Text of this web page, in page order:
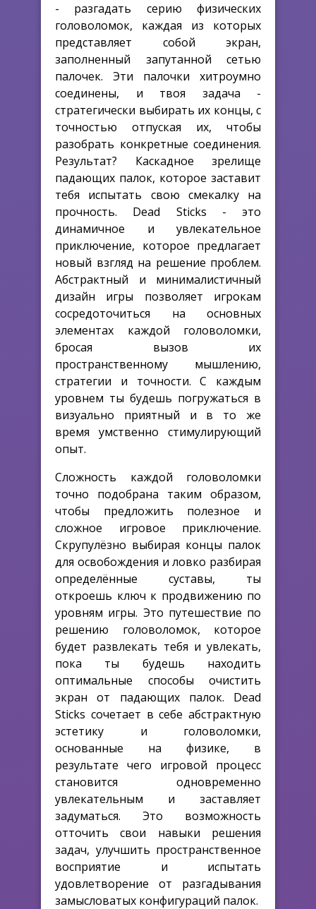
- разгадать серию физических
головоломок, каждая из которых
представляет собой экран,
заполненный запутанной сетью
палочек. Эти палочки хитроумно
соединены, и твоя задача -
стратегически выбирать их концы, с
точностью отпуская их, чтобы
разобрать конкретные соединения.
Результат? Каскадное зрелище
падающих палок, которое заставит
тебя испытать свою смекалку на
прочность. Dead Sticks - это
динамичное и увлекательное
приключение, которое предлагает
новый взгляд на решение проблем.
Абстрактный и минималистичный
дизайн игры позволяет игрокам
сосредоточиться на основных
элементах каждой головоломки,
бросая вызов их
пространственному мышлению,
стратегии и точности. С каждым
уровнем ты будешь погружаться в
визуально приятный и в то же
время умственно стимулирующий
опыт.
Сложность каждой головоломки
точно подобрана таким образом,
чтобы предложить полезное и
сложное игровое приключение.
Скрупулёзно выбирая концы палок
для освобождения и ловко разбирая
определённые суставы, ты
откроешь ключ к продвижению по
уровням игры. Это путешествие по
решению головоломок, которое
будет развлекать тебя и увлекать,
пока ты будешь находить
оптимальные способы очистить
экран от падающих палок. Dead
Sticks сочетает в себе абстрактную
эстетику и головоломки,
основанные на физике, в
результате чего игровой процесс
становится одновременно
увлекательным и заставляет
задуматься. Это возможность
отточить свои навыки решения
задач, улучшить пространственное
восприятие и испытать
удовлетворение от разгадывания
замысловатых конфигураций палок.